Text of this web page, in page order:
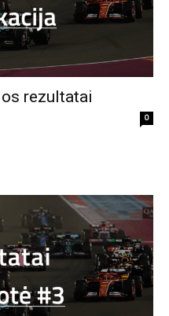
rezultatai
0